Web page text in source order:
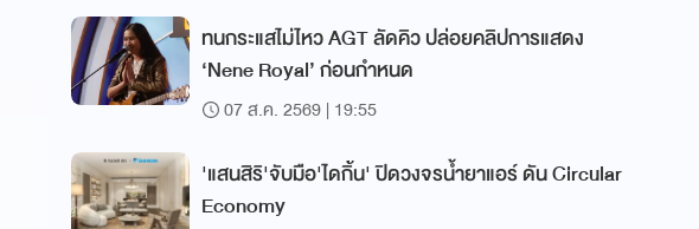
ทนกระแสไม่ไหว AGT ลัดคิว ปล่อยคลิปการแสดง
‘Nene Royal’ ก่อนกำหนด
07 ส.ค. 2569 | 19:55
'แสนสิริ'จับมือ'ไดกิ้น' ปิดวงจรน้ำยาแอร์ ดัน Circular
Economy